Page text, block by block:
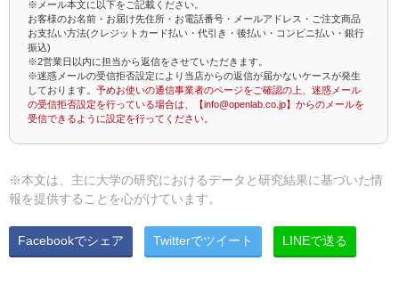
※メール本文に以下をご記載ください。
お客様のお名前・お届け先住所・お電話番号・メールアドレス・ご注文商品
お支払い方法(クレジットカード払い・代引き・後払い・コンビニ払い・銀行
振込)
※2営業日以内に担当から返信をさせていただきます。
※迷惑メールの受信拒否設定により当店からの返信が届かないケースが発生
しております。 予めお使いの通信事業者のページをご確認の上、迷惑メール
の受信拒否設定を行っている場合は、【info@openlab.co.jp】からのメールを
受信できるように設定を行ってください。
※本文は、主に大学の研究におけるデータと研究結果に基づいた情
報を提供することを心がけています。
Facebookでシェア Twitterでツイート LINEで送る